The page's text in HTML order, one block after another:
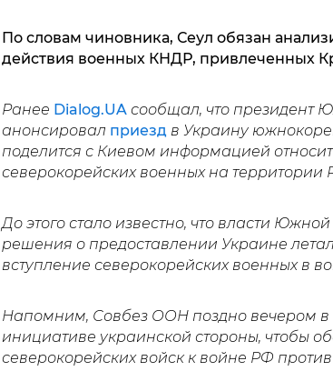
По словам чиновника, Сеул обязан
действия военных КНДР, привлеченных
Ранее Dialog.UAсообщал, что президент
анонсировал приездв Украину
поделится с Киевом информацией
северокорейских военных на территории
До этого стало известно, что власти
решения о предоставлении Украине
вступление северокорейских военных в
Напомним, Совбез ООН поздно вечером в
инициативе украинской стороны, чтобы
северокорейских войск к войне РФ